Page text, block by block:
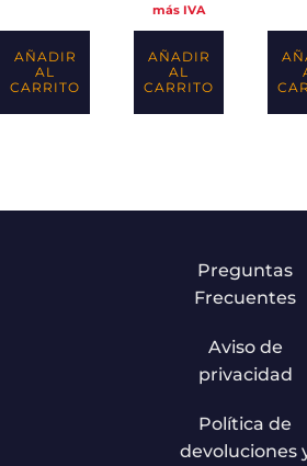
AÑADIR
AL
CARRITO
más IVA
AÑADIR
AL
CARRITO
Preguntas
Frecuentes
Aviso de
privacidad
Política de
devoluciones